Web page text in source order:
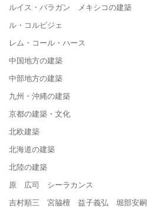
ルイス・バラガン メキシコの建築
ル・コルビジェ
レム・コール・ハース
中国地方の建築
中部地方の建築
九州・沖縄の建築
京都の建築・文化
北欧建築
北海道の建築
北陸の建築
原 広司 シーラカンス
吉村順三 宮脇檀 益子義弘 堀部安嗣